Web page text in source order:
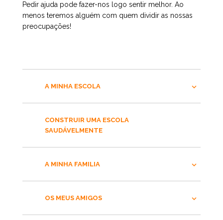
Pedir ajuda pode fazer-nos logo sentir melhor. Ao
menos teremos alguém com quem dividir as nossas
preocupações!
A MINHA ESCOLA
CONSTRUIR UMA ESCOLA
SAUDÁVELMENTE
A MINHA FAMILIA
OS MEUS AMIGOS